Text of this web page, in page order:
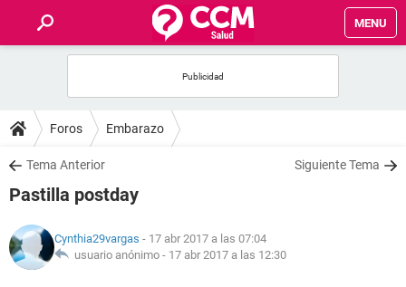
MENU
FOROS
SALUD
NUTRICIÓN
Foros Embarazo
Tema Anterior Siguiente Tema
Pastilla postday
Cynthia29vargas - 17 abr 2017 a las 07:04
usuario anónimo - 17 abr 2017 a las 12:30